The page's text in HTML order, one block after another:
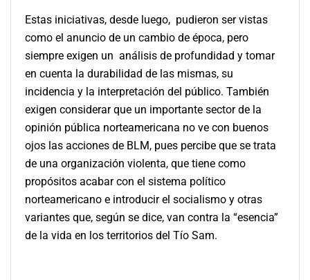
Estas iniciativas, desde luego, pudieron ser vistas
como el anuncio de un cambio de época, pero
siempre exigen un análisis de profundidad y tomar
en cuenta la durabilidad de las mismas, su
incidencia y la interpretación del público. También
exigen considerar que un importante sector de la
opinión pública norteamericana no ve con buenos
ojos las acciones de BLM, pues percibe que se trata
de una organización violenta, que tiene como
propósitos acabar con el sistema político
norteamericano e introducir el socialismo y otras
variantes que, según se dice, van contra la “esencia”
de la vida en los territorios del Tío Sam.